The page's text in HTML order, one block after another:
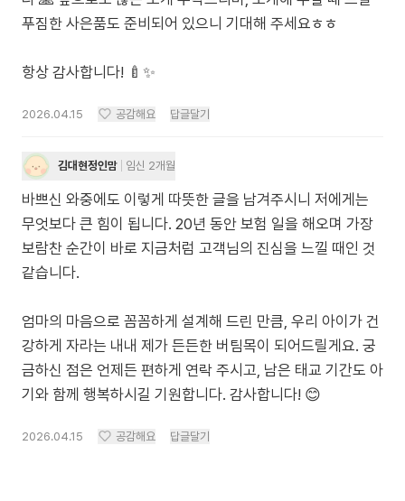
푸짐한 사은품도 준비되어 있으니 기대해 주세요ㅎㅎ
항상 감사합니다! 🍼✨
2026.04.15 공감해요 답글달기
김대현정인맘 임신 2개월
바쁘신 와중에도 이렇게 따뜻한 글을 남겨주시니 저에게는
무엇보다 큰 힘이 됩니다. 20년 동안 보험 일을 해오며 가장
보람찬 순간이 바로 지금처럼 고객님의 진심을 느낄 때인 것
같습니다.
엄마의 마음으로 꼼꼼하게 설계해 드린 만큼, 우리 아이가 건
강하게 자라는 내내 제가 든든한 버팀목이 되어드릴게요. 궁
금하신 점은 언제든 편하게 연락 주시고, 남은 태교 기간도 아
기와 함께 행복하시길 기원합니다. 감사합니다! 😊
2026.04.15 공감해요 답글달기